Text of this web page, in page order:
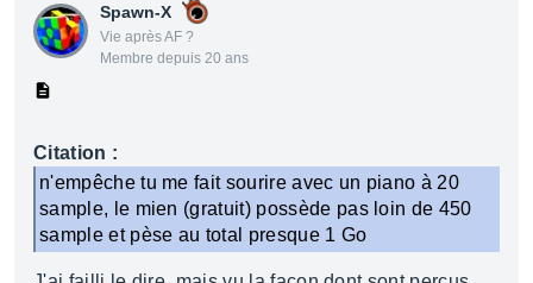
Spawn-X
Vie après AF ?
Membre depuis 20 ans
Citation :
n'empêche tu me fait sourire avec un piano à 20
sample, le mien (gratuit) possède pas loin de 450
sample et pèse au total presque 1 Go